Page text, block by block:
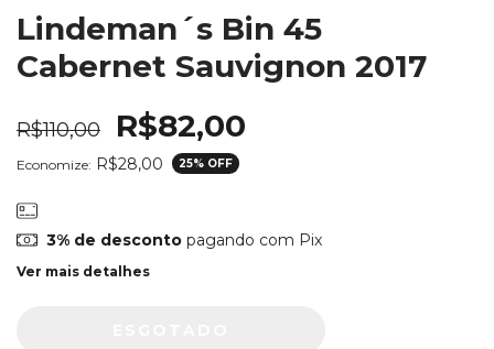
Lindeman´s Bin 45
Cabernet Sauvignon 2017
R$110,00 R$82,00
Economize: R$28,00 25% OFF
3% de descontopagando com Pix
Ver mais detalhes